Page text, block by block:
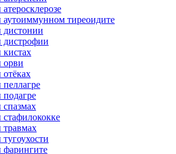
тиреоидите
орви